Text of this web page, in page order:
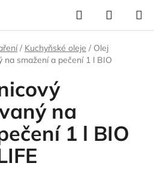
Hledat
KOŠÍK
/ Kuchyňské oleje / Olej
na smažení a pečení 1 l BIO
na
1 l BIO